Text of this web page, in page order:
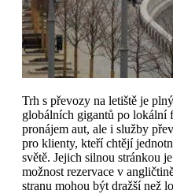
Trh s převozy na letiště je
globálních gigantů po
pronájem aut, ale i služby
pro klienty, kteří chtějí
světě. Jejich silnou stránkou
možnost rezervace v
stranu mohou být dražší než